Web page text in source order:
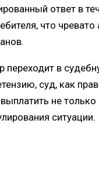
ответ в
что
переходит в
суд, как
не
ситуации.